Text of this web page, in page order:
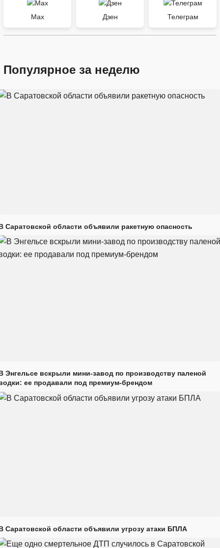
Max Дзен Телеграм
Популярное за неделю
Саратовской области объявили ракетную опасность
Энгельсе вскрыли мини-завод по производству паленой
ее продавали под премиум-брендом
Саратовской области объявили угрозу атаки БПЛА